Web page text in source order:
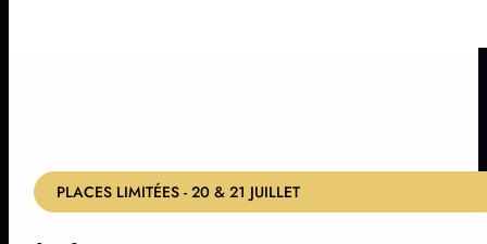
PLACES LIMITÉES - 20 & 21 JUILLET